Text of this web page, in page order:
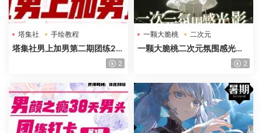
塔集社 手绘教程
塔集社男上加男第二期团练20
2
一颗大脆桃
二次元
光影特训班
一颗大脆桃二次元氛围感光影
特训班第5期2025年高清画质2